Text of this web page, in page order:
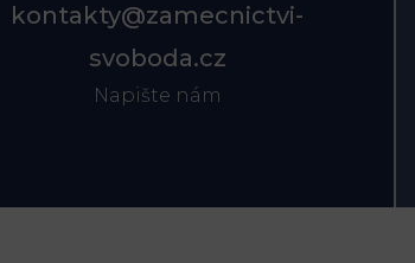
kontakty@zamecnictvi-
svoboda.cz
Napište nám